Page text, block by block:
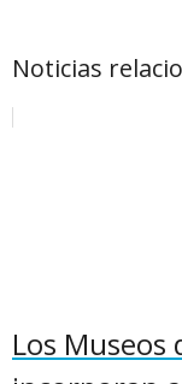
Noticias
Los Museos